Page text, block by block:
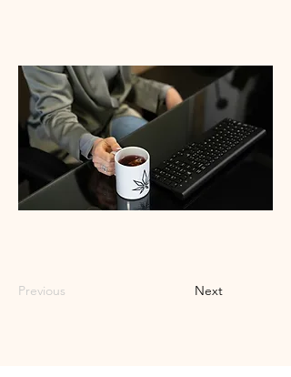
Previous Next